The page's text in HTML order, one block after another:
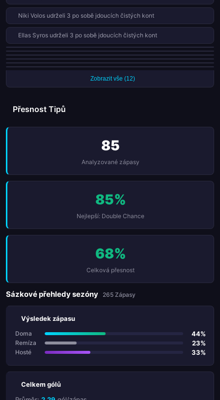
Niki Volos udrželi 3 po sobě jdoucích čistých kont
Ellas Syros udrželi 3 po sobě jdoucích čistých kont
Panargiakos prohráli 10 z 14 domácích zápasů (71%)
Ilioupoli inkasovali v každém ze svých posledních 9 zápasů
Olympiakos Pireus II vyhráli posledních 3 ligových zápasů
Anagennisi Karditsa vyhráli posledních 3 ligových zápasů
PAOK II skórovali v každém ze svých posledních 7 zápasů
Zobrazit vše (12)
Přesnost Tipů
85
Analyzované zápasy
85%
Nejlepší: Double Chance
68%
Celková přesnost
Sázkové přehledy sezóny 265 Zápasy
Výsledek zápasu
Doma 44%
Remíza 23%
Hosté 33%
Celkem gólů